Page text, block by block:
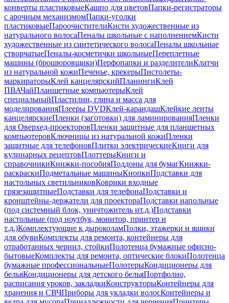
конверты пластиковыеКашпо для цветовПапки-регистраторы
с арочным механизмомПапки-уголки
пластиковыеПароочистителиКисти художественные из
натурального волосаПеналы школьные с наполнениемКисти
художественные из синтетического волосаПеналы школьные
створчатыеПеналы-косметички школьныеПереплетные
машины (брошюровщики)Перфопапки и разделителиКлатчи
из натуральной кожиПеченье, крекерыПистолеты-
маркираторыКлей канцелярскийПланингиКлей
ПВАЧайПланшетные компьютерыКлей
специальныйПластилин, глина и масса для
моделированияПлееры DVDКлей-карандашКлейкие ленты
канцелярскиеПленки (заготовки) для ламинированияПленки
для Оверхед-проекторовПленки защитные для планшетных
компьютеровКлючницы из натуральной кожиПленки
защитные для телефоновПлитки электрическиеКниги для
кулинарных рецептовПлоттерыКниги и
справочникиКнижки-пособияПоддоны для бумагКнижки-
раскраскиПодметальные машиныКнопкиПодставки для
настольных светильниковКоврики входные
грязезащитныеПодставки для телефонаПодставки и
кронштейны-держатели для проектораПодставки напольные
(под системный блок, уничтожитель ит.д.)Подставки
настольные (под ноутбук, монитор, принтер и
т.д.)Комплектующие к дыроколамПолки, этажерки и ящики
для обувиКомплекты для ремонта, контейнеры для
отработанных чернил, стойкиПолотенца бумажные офисно-
бытовыеКомплекты для ремонта, оптические блокиПолотенца
бумажные профессиональныеПолотерыКондиционеры для
бельяКондиционеры для детского бельяПортфолио,
расписания уроков, закладкиКонструкторыКонтейнеры для
хранения и СВЧПриборы для укладки волосКонтейнеры и